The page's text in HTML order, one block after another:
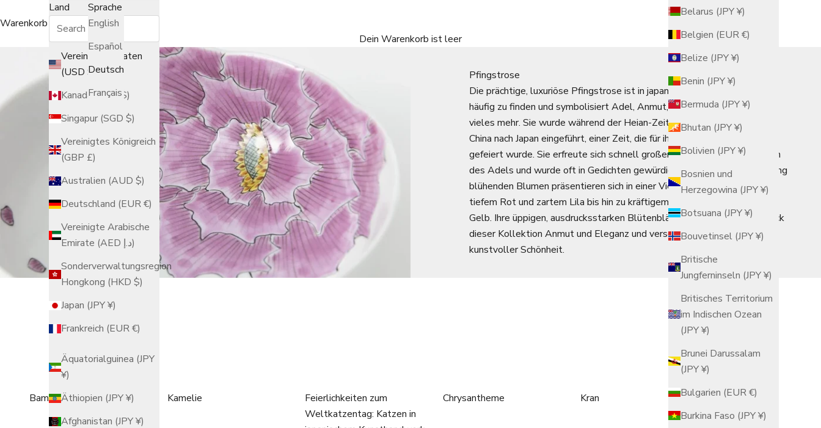
Belarus (JPY ¥)
Belgien (EUR €)
Belize (JPY ¥)
Benin (JPY ¥)
Bermuda (JPY ¥)
Bhutan (JPY ¥)
Bolivien (JPY ¥)
Bosnien und
Herzegowina (JPY ¥)
Botsuana (JPY ¥)
Bouvetinsel (JPY ¥)
Britische
Jungferninseln (JPY ¥)
Britisches Territorium
im Indischen Ozean
(JPY ¥)
Brunei Darussalam
(JPY ¥)
Bulgarien (EUR €)
Burkina Faso (JPY ¥)
Land
Vereinigte Staaten
(USD $)
Kanada (CAD $)
Singapur (SGD $)
Vereinigtes Königreich
(GBP £)
Australien (AUD $)
Deutschland (EUR €)
Vereinigte Arabische
Emirate (AED د.إ)
Sonderverwaltungsregion
Hongkong (HKD $)
Japan (JPY ¥)
Frankreich (EUR €)
Äquatorialguinea (JPY
¥)
Äthiopien (JPY ¥)
Afghanistan (JPY ¥)
Sprache
English
Español
Deutsch
Français
Warenkorb
Dein Warenkorb ist leer
Pfingstrose
Die prächtige, luxuriöse Pfingstrose ist in japanischer Kunst und Design
häufig zu finden und symbolisiert Adel, Anmut, erlesene Schönheit und
vieles mehr. Sie wurde während der Heian-Zeit (794–1185 n. Chr.) aus
China nach Japan eingeführt, einer Zeit, die für ihre ästhetische Raffinesse
gefeiert wurde. Sie erfreute sich schnell großer Beliebtheit in den Gärten
des Adels und wurde oft in Gedichten gewürdigt. Diese im späten Frühling
blühenden Blumen präsentieren sich in einer Vielzahl von Farben, von
tiefem Rot und zartem Lila bis hin zu kräftigem Rosa und strahlendem
Gelb. Ihre üppigen, ausdrucksstarken Blütenblätter verleihen jedem Stück
dieser Kollektion Anmut und Eleganz und verschönern den Tisch mit
kunstvoller Schönheit.
Bambusmotiv Kamelie
Feierlichkeiten zum
Weltkatzentag: Katzen in
Chrysantheme Kran Hund